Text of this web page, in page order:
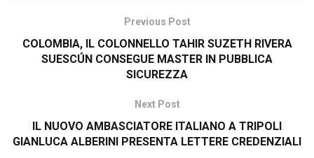
Previous Post
COLOMBIA, IL COLONNELLO TAHIR SUZETH RIVERA
SUESCÚN CONSEGUE MASTER IN PUBBLICA
SICUREZZA
Next Post
IL NUOVO AMBASCIATORE ITALIANO A TRIPOLI
GIANLUCA ALBERINI PRESENTA LETTERE CREDENZIALI